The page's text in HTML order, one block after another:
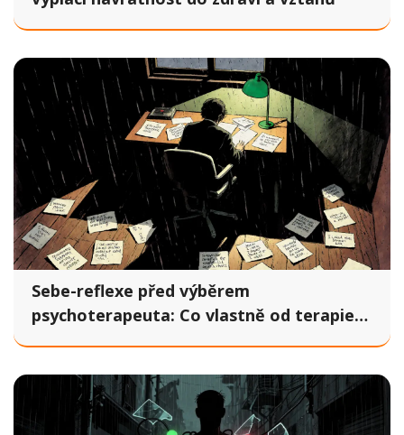
Sebe-reflexe před výběrem
psychoterapeuta: Co vlastně od terapie